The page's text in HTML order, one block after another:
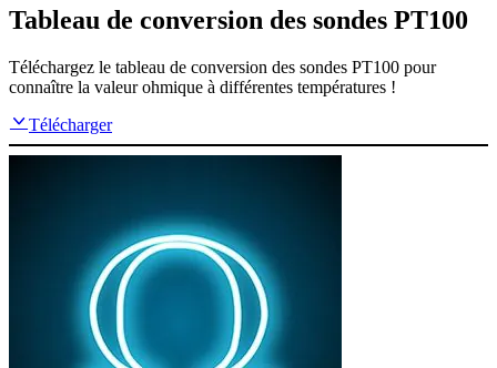
Tableau de conversion des sondes PT100
Téléchargez le tableau de conversion des sondes PT100 pour
connaître la valeur ohmique à différentes températures !
Télécharger